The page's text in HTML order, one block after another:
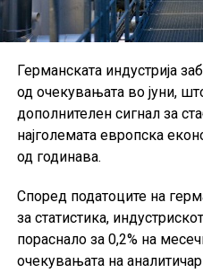
Германската индустрија
од очекувањата во јуни,
дополнителен сигнал за
најголемата европска
од годинава.
Според податоците на
за статистика,
пораснало за 0,2% на
очекувањата на